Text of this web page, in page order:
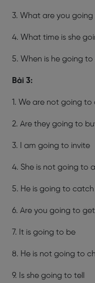
3. What are you
4. What time is she
5. When is he going
Bài 3:
1. We are not going to
2. Are they going to
3. I am going to invite
4. She is not going to
5. He is going to catch
6. Are you going to get
7. It is going to be
8. He is not going to
9. Is she going to tell